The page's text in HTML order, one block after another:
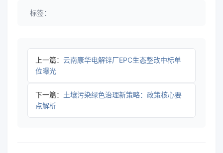
标签：
上一篇： 云南康华电解锌厂EPC生态整改中标单
位曝光
下一篇： 土壤污染绿色治理新策略：政策核心要
点解析